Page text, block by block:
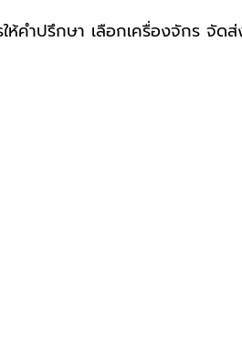
ำปรึกษา เลือกเครื่องจักร จัด